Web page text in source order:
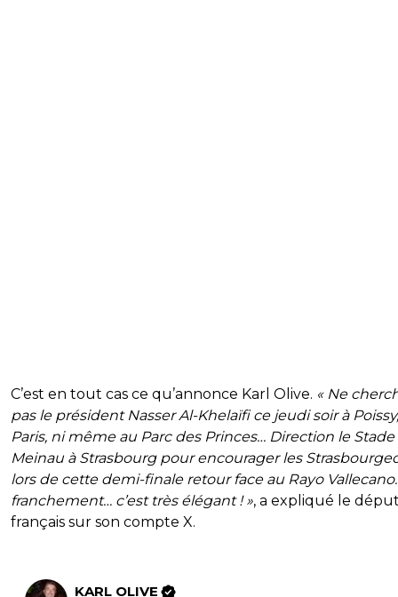
C’est en tout cas ce qu’annonce Karl Olive. « Ne
pas le président Nasser Al-Khelaïfi ce jeudi soir à
Paris, ni même au Parc des Princes… Direction le Stade
Meinau à Strasbourg pour encourager les
lors de cette demi-finale retour face au Rayo
franchement… c’est très élégant ! », a expliqué le
français sur son compte X.
KARL OLIVE